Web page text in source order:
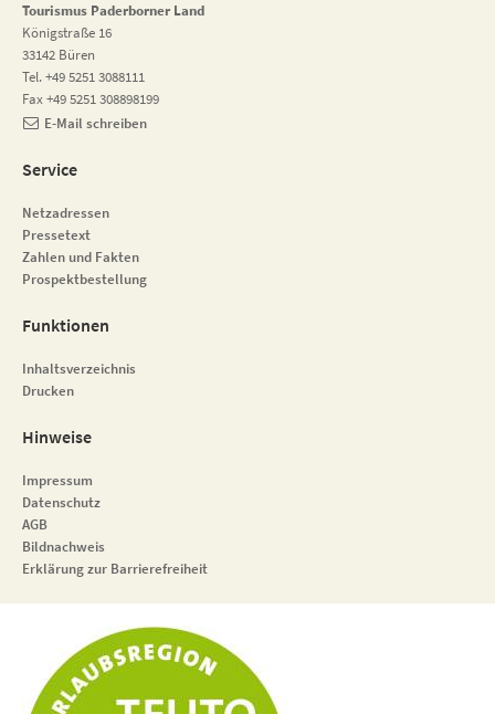
Tourismus Paderborner Land
Königstraße 16
33142 Büren
Tel. +49 5251 3088111
Fax +49 5251 308898199
E-Mail schreiben
Service
Netzadressen
Pressetext
Zahlen und Fakten
Prospektbestellung
Funktionen
Inhaltsverzeichnis
Drucken
Hinweise
Impressum
Datenschutz
AGB
Bildnachweis
Erklärung zur Barrierefreiheit